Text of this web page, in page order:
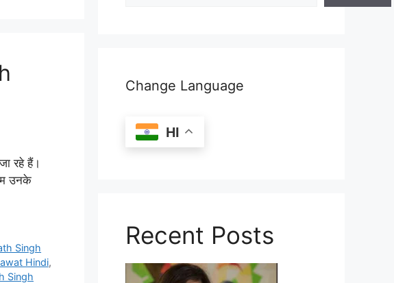
रहे हैं।
उनके
Singh
Hindi,
Singh
Change Language
HI
Recent Posts